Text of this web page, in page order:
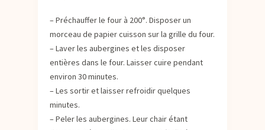
– Préchauffer le four à 200°. Disposer un
morceau de papier cuisson sur la grille du four.
– Laver les aubergines et les disposer
entières dans le four. Laisser cuire pendant
environ 30 minutes.
– Les sortir et laisser refroidir quelques
minutes.
– Peler les aubergines. Leur chair étant